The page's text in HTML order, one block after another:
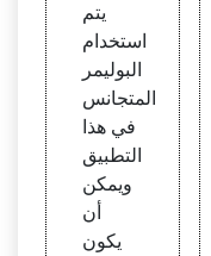
يتم
استخدام
البوليمر
المتجانس
في هذا
التطبيق
ويمكن
أن
يكون